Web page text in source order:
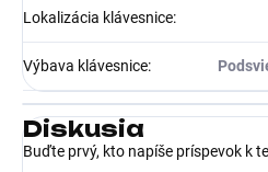
Lokalizácia klávesnice:
Výbava klávesnice:
Diskusia
Buďte prvý, kto napíše príspevok k